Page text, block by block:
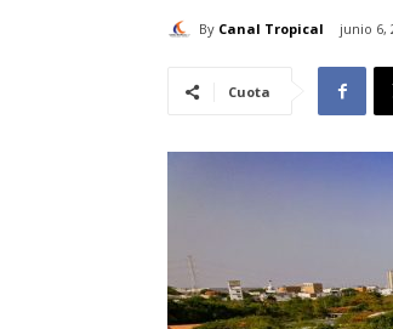
By Canal Tropical junio 6,
Cuota